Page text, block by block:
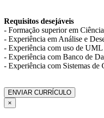
Requisitos desejáveis
- Formação superior em
- Experiência em Análise e
- Experiência com uso de UML
- Experiência com Banco de
- Experiência com Sistemas de
ENVIAR CURRÍCULO
×